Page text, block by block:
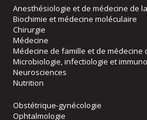
Anesthésiologie et de médecine de
Biochimie et médecine moléculaire
Chirurgie
Médecine
Médecine de famille et de médecine
Microbiologie, infectiologie et
Neurosciences
Nutrition
Obstétrique-gynécologie
Ophtalmologie